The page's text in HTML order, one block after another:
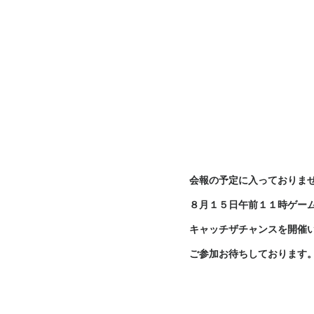
会報の予定に入っておりま
８月１５日午前１１時ゲー
キャッチザチャンスを開催
ご参加お待ちしております